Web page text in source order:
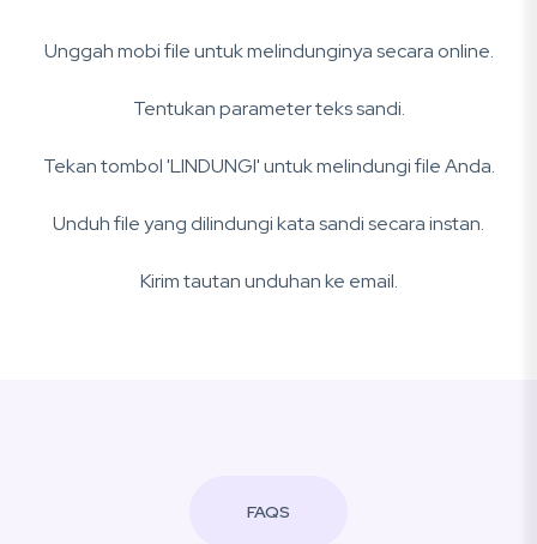
Unggah mobi file untuk melindunginya secara online.
Tentukan parameter teks sandi.
Tekan tombol 'LINDUNGI' untuk melindungi file Anda.
Unduh file yang dilindungi kata sandi secara instan.
Kirim tautan unduhan ke email.
FAQS